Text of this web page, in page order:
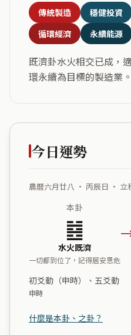
傳統製造 穩健投資
循環經濟
永續能源
既濟卦水火相交已成，
環永續為目標的製造業。
今日運勢
農曆六月廿八 ・ 丙辰日 ・ 立
本卦
䷾
水火既濟
一切都到位了，記得居安思危
初爻動（申時）、五爻動
申時
什麼是本卦、之卦？